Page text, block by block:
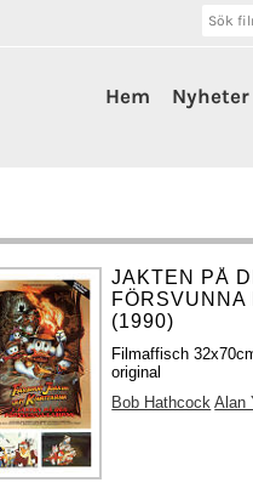
Hem Nyheter
JAKTEN PÅ
FÖRSVUNNA
(1990)
Filmaffisch
original
Bob Hathcock Alan